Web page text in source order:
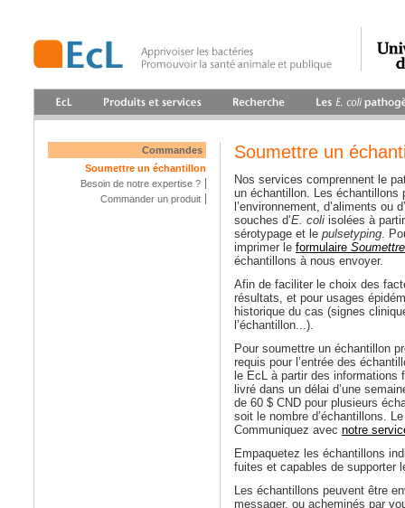
Commandes
Soumettre un échantillon
Besoin de notre expertise ?
Commander un produit
Soumettre un
Nos services comprennent le
un échantillon. Les échantillons
l’environnement, d’aliments
souches d’E. coli isolées à
sérotypage et le pulsetyping.
imprimer le formulaire
échantillons à nous envoyer.
Afin de faciliter le choix des
résultats, et pour usages
historique du cas (signes
l’échantillon...).
Pour soumettre un échantillon
requis pour l’entrée des
le EcL à partir des informations
livré dans un délai d’une
de 60 $ CND pour plusieurs
soit le nombre d’échantillons.
Communiquez avec notre
Empaquetez les échantillons
fuites et capables de supporter
Les échantillons peuvent être
messager, ou acheminés par